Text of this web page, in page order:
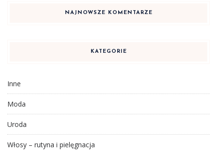
NAJNOWSZE KOMENTARZE
KATEGORIE
Inne
Moda
Uroda
Włosy – rutyna i pielęgnacja